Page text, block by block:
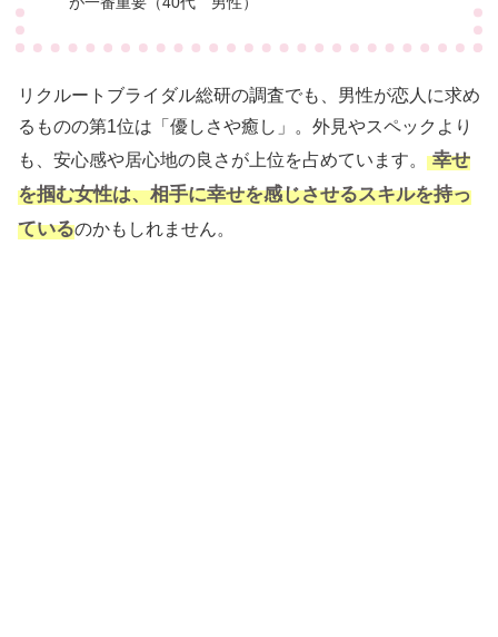
リクルートブライダル総研の調査でも、男性が恋人に求め
るものの第1位は「優しさや癒し」。外見やスペックより
も、安心感や居心地の良さが上位を占めています。
幸せ
を掴む女性は、相手に幸せを感じさせるスキルを持っ
ているのかもしれません。